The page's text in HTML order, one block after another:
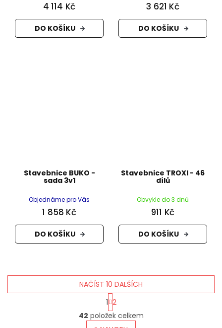
4 114 Kč
DO KOŠÍKU
3 621 Kč
DO KOŠÍKU
Stavebnice BUKO -
sada 3v1
Objednáme pro Vás
1 858 Kč
DO KOŠÍKU
Stavebnice TROXI - 46
dílů
Obvykle do 3 dnů
911 Kč
DO KOŠÍKU
O
v
NAČÍST 10 DALŠÍCH
S
t
r
á
1 2
42 položek celkem